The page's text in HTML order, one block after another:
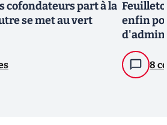
cofondateurs part à la
se met au vert
enfin
Altman
8